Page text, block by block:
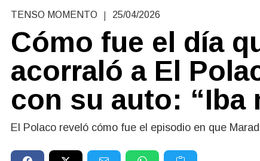
TENSO MOMENTO | 25/04/2026
Cómo fue el día
acorraló a El
con su auto:
El Polaco reveló cómo fue el episodio en que